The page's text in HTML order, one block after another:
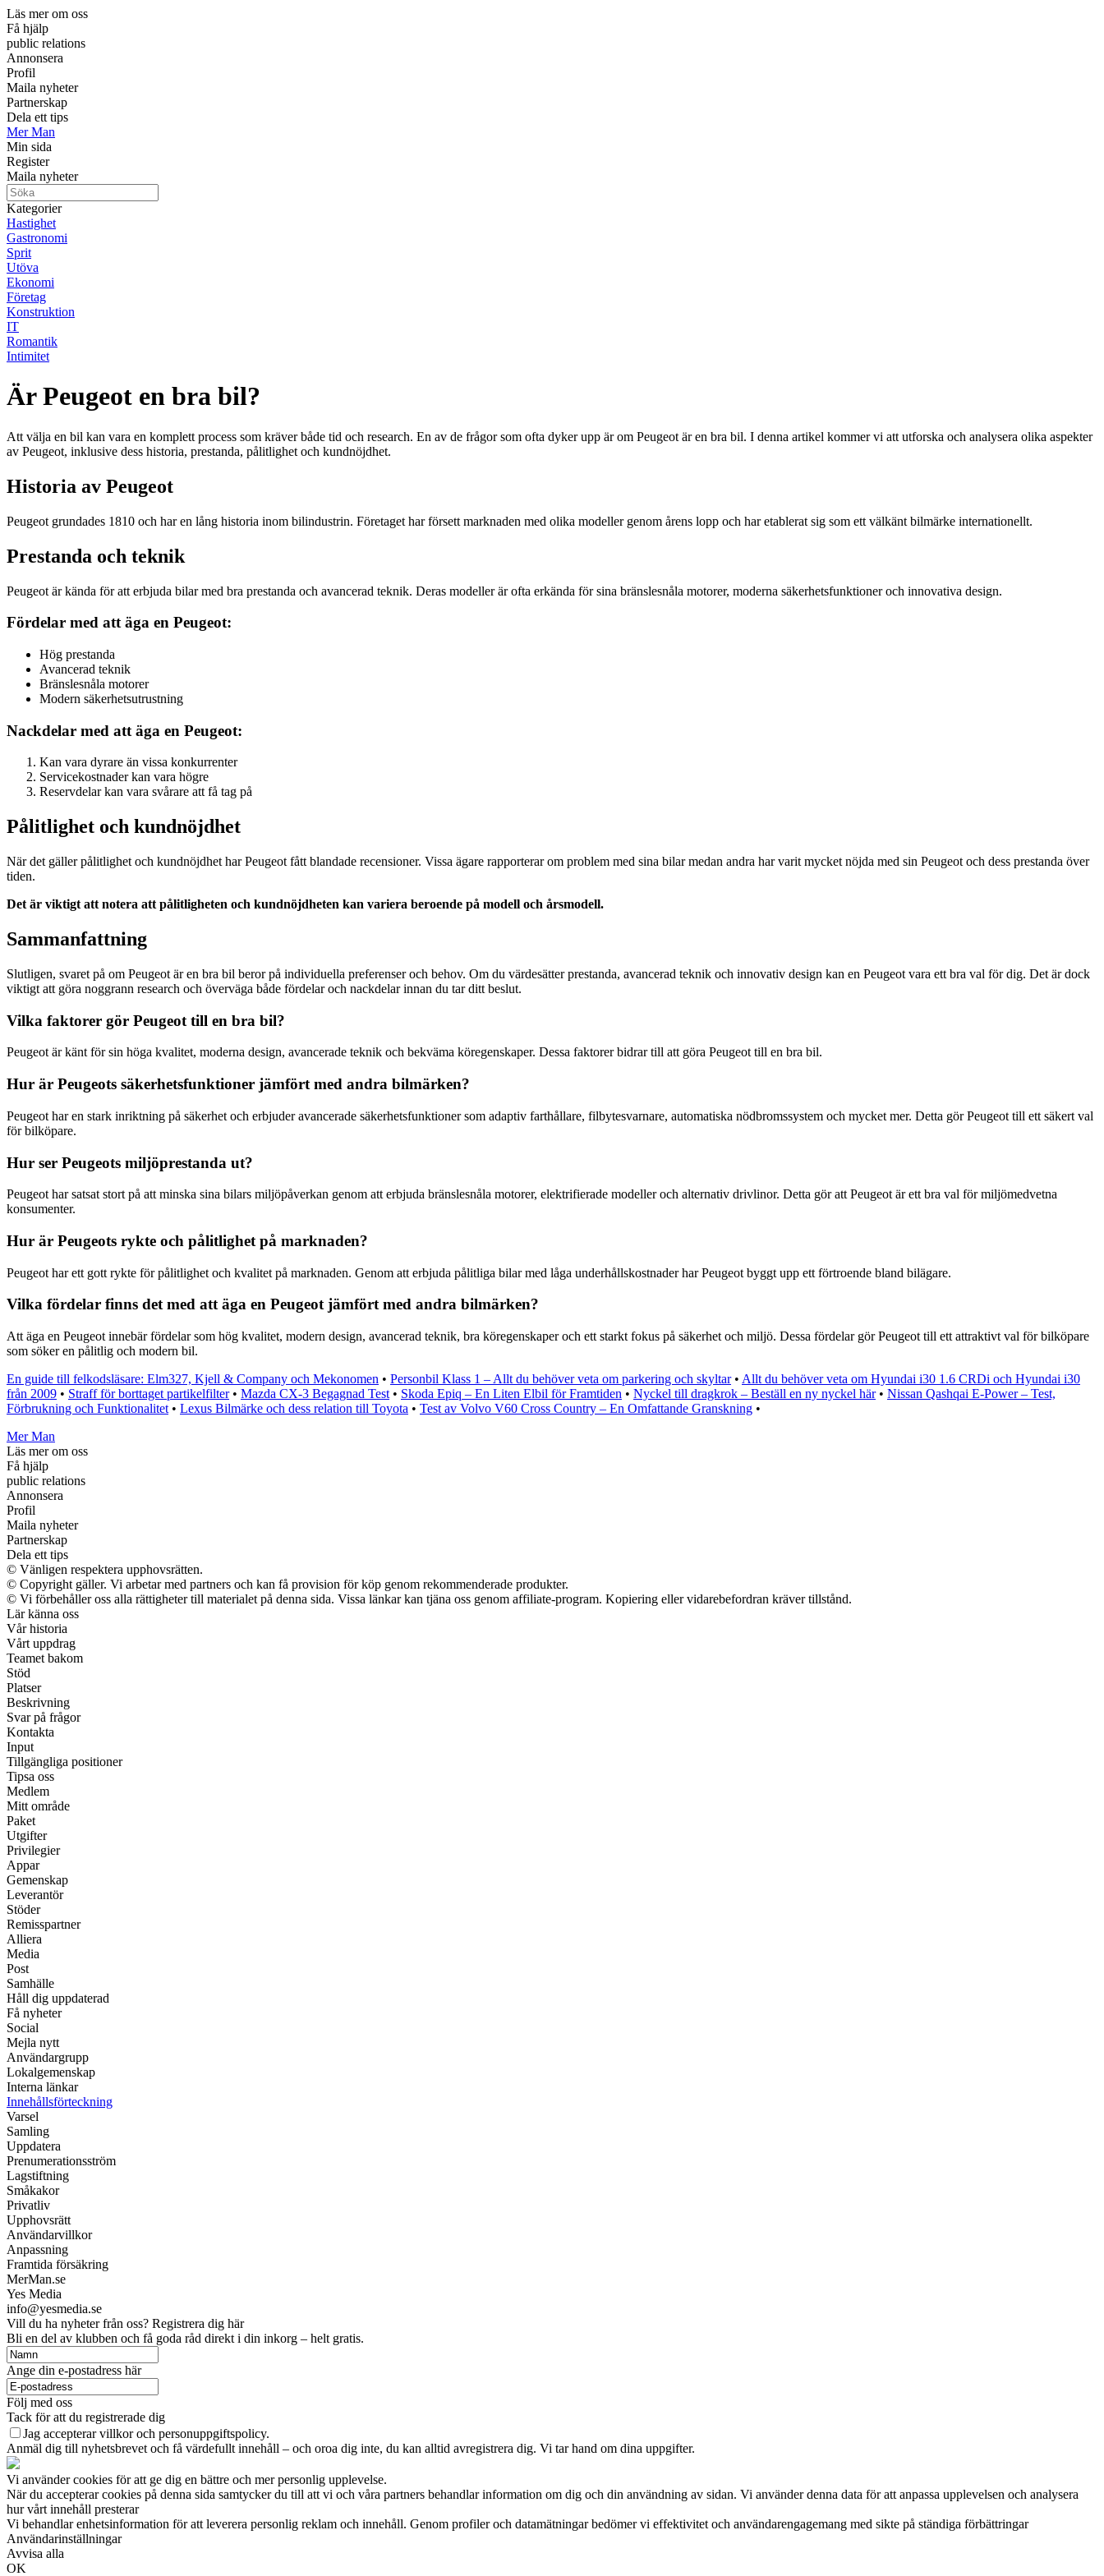
Läs mer om oss
Få hjälp
public relations
Annonsera
Profil
Maila nyheter
Partnerskap
Dela ett tips
Mer Man
Min sida
Register
Maila nyheter
Kategorier
Hastighet
Gastronomi
Sprit
Utöva
Ekonomi
Företag
Konstruktion
IT
Romantik
Intimitet
Är Peugeot en bra bil?
Att välja en bil kan vara en komplett process som kräver både tid och research. En av de frågor som ofta dyker upp är om Peugeot är en bra bil. I denna artikel kommer vi att utforska och analysera olika aspekter
av Peugeot, inklusive dess historia, prestanda, pålitlighet och kundnöjdhet.
Historia av Peugeot
Peugeot grundades 1810 och har en lång historia inom bilindustrin. Företaget har försett marknaden med olika modeller genom årens lopp och har etablerat sig som ett välkänt bilmärke internationellt.
Prestanda och teknik
Peugeot är kända för att erbjuda bilar med bra prestanda och avancerad teknik. Deras modeller är ofta erkända för sina bränslesnåla motorer, moderna säkerhetsfunktioner och innovativa design.
Fördelar med att äga en Peugeot:
Hög prestanda
Avancerad teknik
Bränslesnåla motorer
Modern säkerhetsutrustning
Nackdelar med att äga en Peugeot:
Kan vara dyrare än vissa konkurrenter
Servicekostnader kan vara högre
Reservdelar kan vara svårare att få tag på
Pålitlighet och kundnöjdhet
När det gäller pålitlighet och kundnöjdhet har Peugeot fått blandade recensioner. Vissa ägare rapporterar om problem med sina bilar medan andra har varit mycket nöjda med sin Peugeot och dess prestanda över
tiden.
Det är viktigt att notera att pålitligheten och kundnöjdheten kan variera beroende på modell och årsmodell.
Sammanfattning
Slutligen, svaret på om Peugeot är en bra bil beror på individuella preferenser och behov. Om du värdesätter prestanda, avancerad teknik och innovativ design kan en Peugeot vara ett bra val för dig. Det är dock
viktigt att göra noggrann research och överväga både fördelar och nackdelar innan du tar ditt beslut.
Vilka faktorer gör Peugeot till en bra bil?
Peugeot är känt för sin höga kvalitet, moderna design, avancerade teknik och bekväma köregenskaper. Dessa faktorer bidrar till att göra Peugeot till en bra bil.
Hur är Peugeots säkerhetsfunktioner jämfört med andra bilmärken?
Peugeot har en stark inriktning på säkerhet och erbjuder avancerade säkerhetsfunktioner som adaptiv farthållare, filbytesvarnare, automatiska nödbromssystem och mycket mer. Detta gör Peugeot till ett säkert val
för bilköpare.
Hur ser Peugeots miljöprestanda ut?
Peugeot har satsat stort på att minska sina bilars miljöpåverkan genom att erbjuda bränslesnåla motorer, elektrifierade modeller och alternativ drivlinor. Detta gör att Peugeot är ett bra val för miljömedvetna
konsumenter.
Hur är Peugeots rykte och pålitlighet på marknaden?
Peugeot har ett gott rykte för pålitlighet och kvalitet på marknaden. Genom att erbjuda pålitliga bilar med låga underhållskostnader har Peugeot byggt upp ett förtroende bland bilägare.
Vilka fördelar finns det med att äga en Peugeot jämfört med andra bilmärken?
Att äga en Peugeot innebär fördelar som hög kvalitet, modern design, avancerad teknik, bra köregenskaper och ett starkt fokus på säkerhet och miljö. Dessa fördelar gör Peugeot till ett attraktivt val för bilköpare
som söker en pålitlig och modern bil.
En guide till felkodsläsare: Elm327, Kjell & Company och Mekonomen • Personbil Klass 1 – Allt du behöver veta om parkering och skyltar• Allt du behöver veta om Hyundai i30 1.6 CRDi och Hyundai i30
från 2009 • Straff för borttaget partikelfilter• Mazda CX-3 Begagnad Test • Skoda Epiq – En Liten Elbil för Framtiden • Nyckel till dragkrok – Beställ en ny nyckel här• Nissan Qashqai E-Power – Test,
Förbrukning och Funktionalitet • Lexus Bilmärke och dess relation till Toyota • Test av Volvo V60 Cross Country – En Omfattande Granskning •
Mer Man
Läs mer om oss
Få hjälp
public relations
Annonsera
Profil
Maila nyheter
Partnerskap
Dela ett tips
© Vänligen respektera upphovsrätten.
© Copyright gäller. Vi arbetar med partners och kan få provision för köp genom rekommenderade produkter.
© Vi förbehåller oss alla rättigheter till materialet på denna sida. Vissa länkar kan tjäna oss genom affiliate-program. Kopiering eller vidarebefordran kräver tillstånd.
Lär känna oss
Vår historia
Vårt uppdrag
Teamet bakom
Stöd
Platser
Beskrivning
Svar på frågor
Kontakta
Input
Tillgängliga positioner
Tipsa oss
Medlem
Mitt område
Paket
Utgifter
Privilegier
Appar
Gemenskap
Leverantör
Stöder
Remisspartner
Alliera
Media
Post
Samhälle
Håll dig uppdaterad
Få nyheter
Social
Mejla nytt
Användargrupp
Lokalgemenskap
Interna länkar
Innehållsförteckning
Varsel
Samling
Uppdatera
Prenumerationsström
Lagstiftning
Småkakor
Privatliv
Upphovsrätt
Användarvillkor
Anpassning
Framtida försäkring
MerMan.se
Yes Media
info@yesmedia.se
Vill du ha nyheter från oss? Registrera dig här
Bli en del av klubben och få goda råd direkt i din inkorg – helt gratis.
Ange din e-postadress här
Följ med oss
Tack för att du registrerade dig
Jag accepterar villkor och personuppgiftspolicy.
Anmäl dig till nyhetsbrevet och få värdefullt innehåll – och oroa dig inte, du kan alltid avregistrera dig. Vi tar hand om dina uppgifter.
Vi använder cookies för att ge dig en bättre och mer personlig upplevelse.
När du accepterar cookies på denna sida samtycker du till att vi och våra partners behandlar information om dig och din användning av sidan. Vi använder denna data för att anpassa upplevelsen och analysera
hur vårt innehåll presterar
Vi behandlar enhetsinformation för att leverera personlig reklam och innehåll. Genom profiler och datamätningar bedömer vi effektivitet och användarengagemang med sikte på ständiga förbättringar
Användarinställningar
Avvisa alla
OK